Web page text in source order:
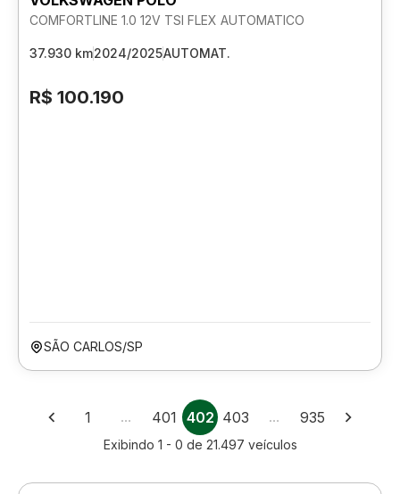
COMFORTLINE 1.0 12V TSI FLEX AUTOMATICO
37.930 km2024/2025AUTOMAT.
R$ 100.190
SÃO CARLOS/SP
1 … 401 402 403 … 935
Exibindo 1 - 0 de 21.497 veículos